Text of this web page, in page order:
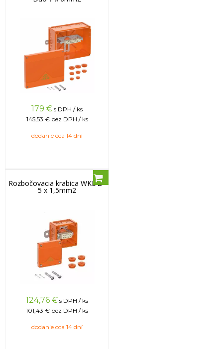
179 € s DPH / ks
145,53 € bez DPH / ks
dodanie cca 14 dní
Rozbočovacia krabica WKE 2 -
5 x 1,5mm2
124,76 € s DPH / ks
101,43 € bez DPH / ks
dodanie cca 14 dní